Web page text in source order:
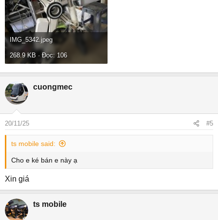
IMG_5342.jpeg
268.9 KB · Đọc: 106
cuongmec
20/11/25 #5
ts mobile said:
Cho e ké bán e này ạ
Xin giá
ts mobile